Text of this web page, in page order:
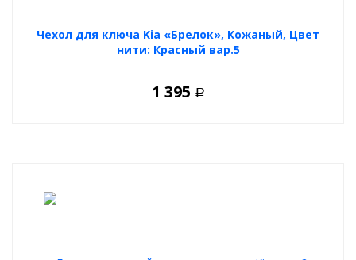
Чехол для ключа Kia «Брелок», Кожаный, Цвет
нити: Красный вар.5
1 395 Р